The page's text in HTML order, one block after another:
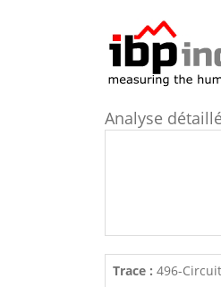
Analyse
Trace : 496-